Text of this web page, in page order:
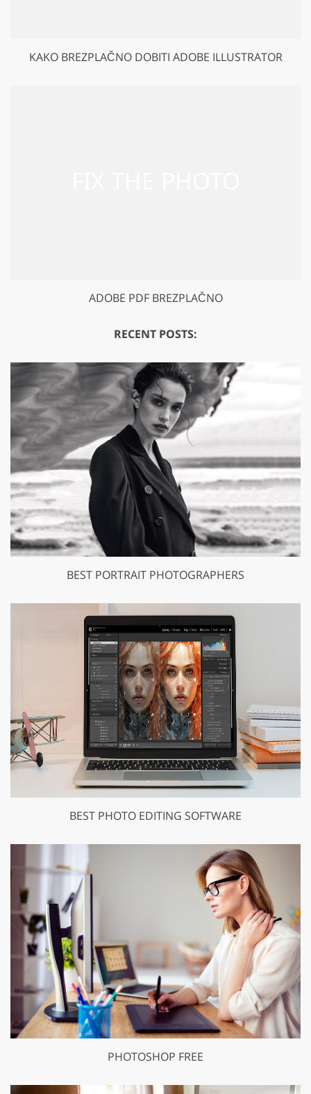
KAKO BREZPLAČNO DOBITI ADOBE ILLUSTRATOR
ADOBE PDF BREZPLAČNO
RECENT POSTS:
BEST PORTRAIT PHOTOGRAPHERS
BEST PHOTO EDITING SOFTWARE
PHOTOSHOP FREE